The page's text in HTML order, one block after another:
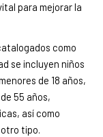
para mejorar la
como
se incluyen niños
de 18 años,
55 años,
así como
tipo.